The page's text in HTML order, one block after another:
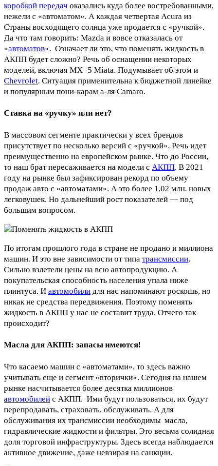
коробкой передач оказались куда более востребованными,
нежели с «автоматом». А каждая четвертая Acura из
Страны восходящего солнца уже продается с «ручкой».
Да что там говорить: Mazda и вовсе отказалась от
«автоматов». Означает ли это, что поменять жидкость в
АКПП будет сложно? Речь об оснащении некоторых
моделей, включая MX−5 Miata. Подумывает об этом и
Chevrolet. Ситуация применительна к бюджетной линейке
и популярным пони-карам а-ля Camaro.
Ставка на «ручку» или нет?
В массовом сегменте практически у всех брендов
присутствует по несколько версий с «ручкой». Речь идет
преимущественно на европейском рынке. Что до России,
то наш брат пересаживается на модели с АКПП. В 2021
году на рынке был зафиксирован рекорд по объему
продаж авто с «автоматами». А это более 1,02 млн. новых
легковушек. Но дальнейший рост показателей — под
большим вопросом.
По итогам прошлого года в стране не продано и миллиона
машин. И это вне зависимости от типа трансмиссии.
Сильно взлетели цены на всю автопродукцию. А
покупательская способность населения упала ниже
плинтуса. И автомобили для нас напоминают роскошь, но
никак не средства передвижения. Поэтому поменять
жидкость в АКПП у нас не составит труда. Отчего так
происходит?
Масла для АКПП: запасы имеются!
Что касаемо машин с «автоматами», то здесь важно
учитывать еще и сегмент «вторички». Сегодня на нашем
рынке насчитывается более десятка миллионов
автомобилей с АКПП. Ими будут пользоваться, их будут
перепродавать, страховать, обслуживать. А для
обслуживания их трансмиссии необходимы масла,
гидравлические жидкости и фильтры. Это весьма солидная
доля торговой инфраструктуры. Здесь всегда наблюдается
активное движение, даже невзирая на санкции.